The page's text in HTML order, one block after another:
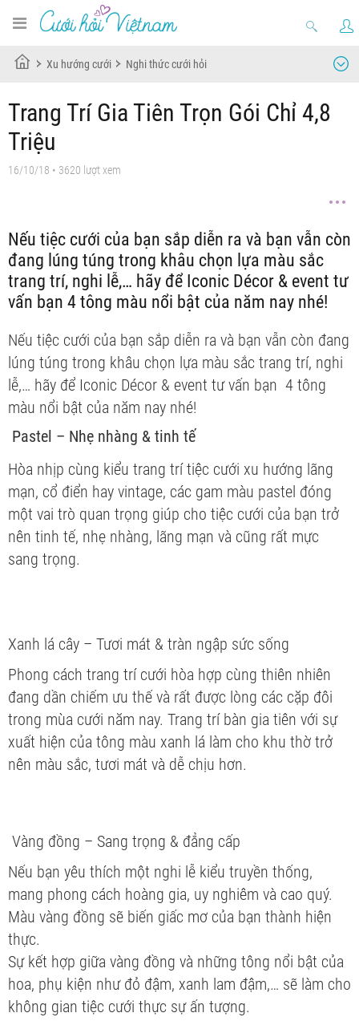
Xu hướng cưới Nghi thức cưới hỏi
Trang Trí Gia Tiên Trọn Gói Chỉ 4,8
Triệu
16/10/18 • 3620 lượt xem
Nếu tiệc cưới của bạn sắp diễn ra và bạn vẫn còn
đang lúng túng trong khâu chọn lựa màu sắc
trang trí, nghi lễ,… hãy để Iconic Décor & event tư
vấn bạn 4 tông màu nổi bật của năm nay nhé!
Nếu tiệc cưới của bạn sắp diễn ra và bạn vẫn còn đang
lúng túng trong khâu chọn lựa màu sắc trang trí, nghi
lễ,… hãy để Iconic Décor & event tư vấn bạn 4 tông
màu nổi bật của năm nay nhé!
Pastel – Nhẹ nhàng & tinh tế
Hòa nhịp cùng kiểu trang trí tiệc cưới xu hướng lãng
mạn, cổ điển hay vintage, các gam màu pastel đóng
một vai trò quan trọng giúp cho tiệc cưới của bạn trở
nên tinh tế, nhẹ nhàng, lãng mạn và cũng rất mực
sang trọng.
Xanh lá cây – Tươi mát & tràn ngập sức sống
Phong cách trang trí cưới hòa hợp cùng thiên nhiên
đang dần chiếm ưu thế và rất được lòng các cặp đôi
trong mùa cưới năm nay. Trang trí bàn gia tiên với sự
xuất hiện của tông màu xanh lá làm cho khu thờ trở
nên màu sắc, tươi mát và dễ chịu hơn.
Vàng đồng – Sang trọng & đẳng cấp
Nếu bạn yêu thích một nghi lễ kiểu truyền thống,
mang phong cách hoàng gia, uy nghiêm và cao quý.
Màu vàng đồng sẽ biến giấc mơ của bạn thành hiện
thực.
Sự kết hợp giữa vàng đồng và những tông nổi bật của
hoa, phụ kiện như đỏ đậm, xanh lam đậm,… sẽ làm cho
không gian tiệc cưới thực sự ấn tượng.